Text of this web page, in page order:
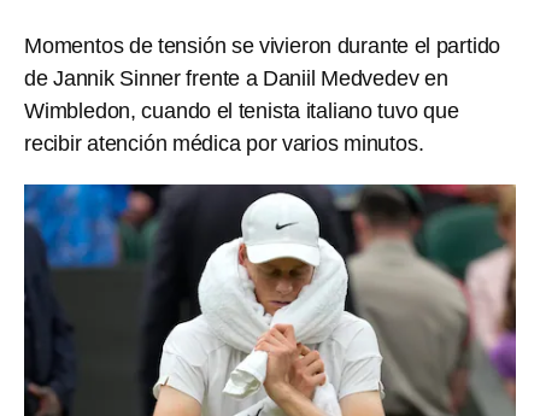
Momentos de tensión se vivieron durante el partido
de Jannik Sinner frente a Daniil Medvedev en
Wimbledon, cuando el tenista italiano tuvo que
recibir atención médica por varios minutos.